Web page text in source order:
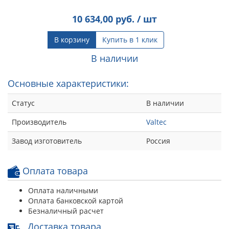
10 634,00 руб. / шт
В корзину Купить в 1 клик
В наличии
Основные характеристики:
Статус
В наличии
Производитель
Valtec
Завод изготовитель
Россия
Оплата товара
Оплата наличными
Оплата банковской картой
Безналичный расчет
Доставка товара